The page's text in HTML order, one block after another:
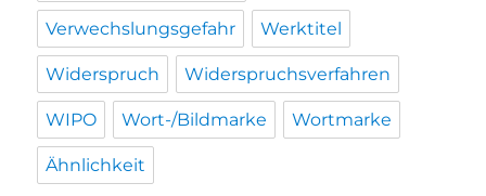
Verwechslungsgefahr Werktitel
Widerspruch Widerspruchsverfahren
WIPO Wort-/Bildmarke Wortmarke
Ähnlichkeit